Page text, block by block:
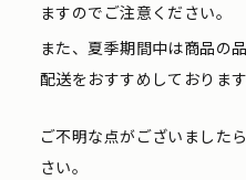
ますのでご注意ください。
また、夏季期間中は商品の
配送をおすすめしております
ご不明な点がございました
さい。